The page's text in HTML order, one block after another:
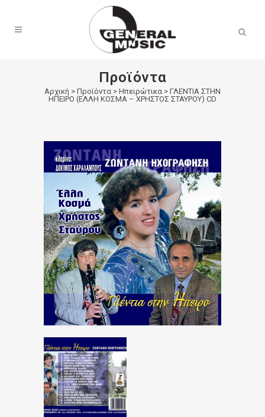
Προϊόντα
Αρχική > Προϊόντα > Ηπειρώτικα > ΓΛΕΝΤΙΑ ΣΤΗΝ
ΗΠΕΙΡΟ (ΕΛΛΗ ΚΟΣΜΑ – ΧΡΗΣΤΟΣ ΣΤΑΥΡΟΥ) CD